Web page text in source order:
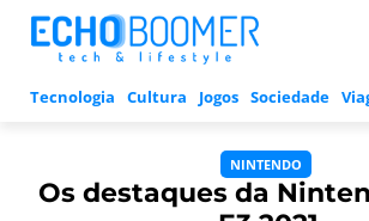
Tecnologia Cultura Jogos Sociedade
NINTENDO
Os destaques da